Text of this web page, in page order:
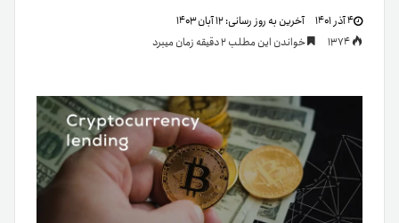
۴ آذر ۱۴۰۱ آخرین به روز رسانی:۱۲ آبان ۱۴۰۳
خواندن این مطلب 2 دقیقه زمان میبرد